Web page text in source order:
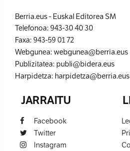
Berria.eus- Euskal Editorea SM
Telefonoa: 943-30 40 30
Faxa: 943-59 01 72
Webgunea: webgunea@berria.eus
Publizitatea: publi@bidera.eus
Harpidetza: harpidetza@berria.eus
JARRAITU
Facebook
Twitter
Instagram